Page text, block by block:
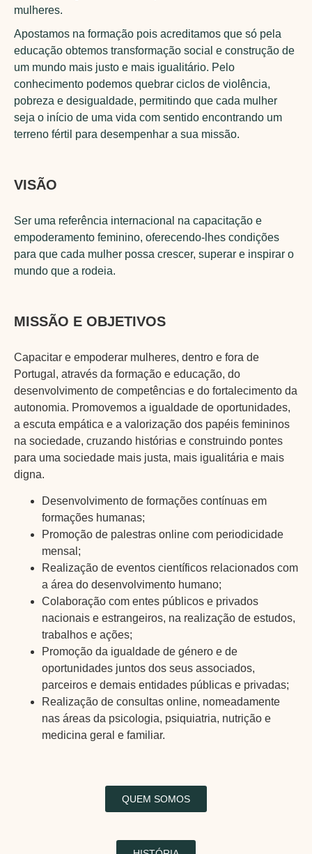
mulheres.
Apostamos na formação pois acreditamos que só pela
educação obtemos transformação social e construção de
um mundo mais justo e mais igualitário. Pelo
conhecimento podemos quebrar ciclos de violência,
pobreza e desigualdade, permitindo que cada mulher
seja o início de uma vida com sentido encontrando um
terreno fértil para desempenhar a sua missão.
VISÃO
Ser uma referência internacional na capacitação e
empoderamento feminino, oferecendo-lhes condições
para que cada mulher possa crescer, superar e inspirar o
mundo que a rodeia.
MISSÃO E OBJETIVOS
Capacitar e empoderar mulheres, dentro e fora de
Portugal, através da formação e educação, do
desenvolvimento de competências e do fortalecimento da
autonomia. Promovemos a igualdade de oportunidades,
a escuta empática e a valorização dos papéis femininos
na sociedade, cruzando histórias e construindo pontes
para uma sociedade mais justa, mais igualitária e mais
digna.
Desenvolvimento de formações contínuas em
formações humanas;
Promoção de palestras online com periodicidade
mensal;
Realização de eventos científicos relacionados com
a área do desenvolvimento humano;
Colaboração com entes públicos e privados
nacionais e estrangeiros, na realização de estudos,
trabalhos e ações;
Promoção da igualdade de género e de
oportunidades juntos dos seus associados,
parceiros e demais entidades públicas e privadas;
Realização de consultas online, nomeadamente
nas áreas da psicologia, psiquiatria, nutrição e
medicina geral e familiar.
QUEM SOMOS